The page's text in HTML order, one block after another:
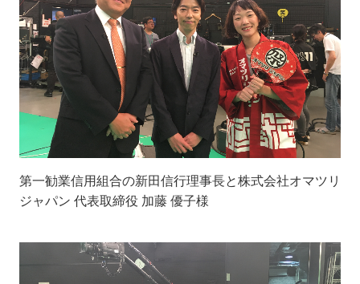
第一勧業信用組合の新田信行理事長と株式会社オマツリ
ジャパン 代表取締役 加藤 優子様